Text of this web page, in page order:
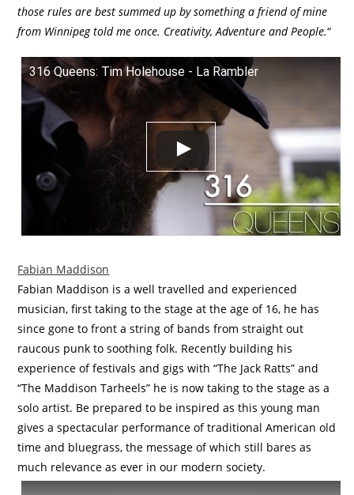
those rules are best summed up by something a friend of mine
from Winnipeg told me once. Creativity, Adventure and People.“
316 Queens: Tim Holehouse - La Rambler
Fabian Maddison
Fabian Maddison is a well travelled and experienced
musician, first taking to the stage at the age of 16, he has
since gone to front a string of bands from straight out
raucous punk to soothing folk. Recently building his
experience of festivals and gigs with “The Jack Ratts” and
“The Maddison Tarheels” he is now taking to the stage as a
solo artist. Be prepared to be inspired as this young man
gives a spectacular performance of traditional American old
time and bluegrass, the message of which still bares as
much relevance as ever in our modern society.